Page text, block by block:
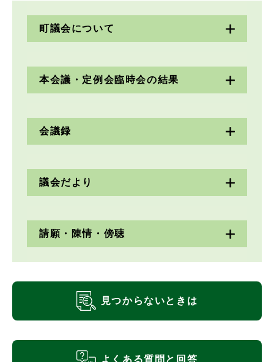
町議会について
本会議・定例会臨時会の結果
会議録
議会だより
請願・陳情・傍聴
見つからないときは
よくある質問と回答